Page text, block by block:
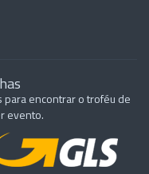
para encontrar o troféu de
evento.